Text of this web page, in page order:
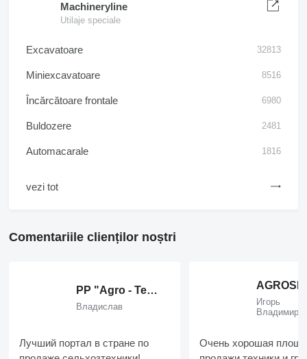
Machineryline
Utilaje speciale
Excavatoare 32813
Miniexcavatoare 8516
Încărcătoare frontale 6980
Buldozere 2481
Automacarale 1816
vezi tot
Comentariile clienților noștri
PP "Agro - Teks Plyus"
Владислав
Лучший портал в стране по
Игорь
Очень хорошая